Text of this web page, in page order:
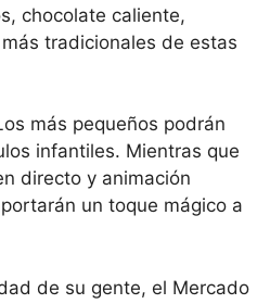
chocolate caliente,
tradicionales de estas
más pequeños podrán
infantiles. Mientras que
directo y animación
un toque mágico a
de su gente, el Mercado